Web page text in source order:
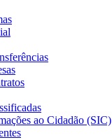
ao Cidadão (SIC)